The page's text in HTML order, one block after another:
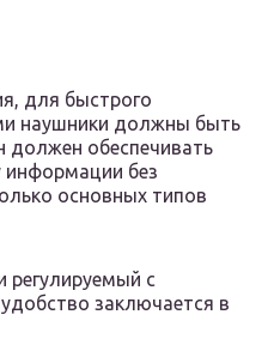
для быстрого
наушники должны быть
обеспечивать
информации без
основных типов
регулируемый с
заключается в